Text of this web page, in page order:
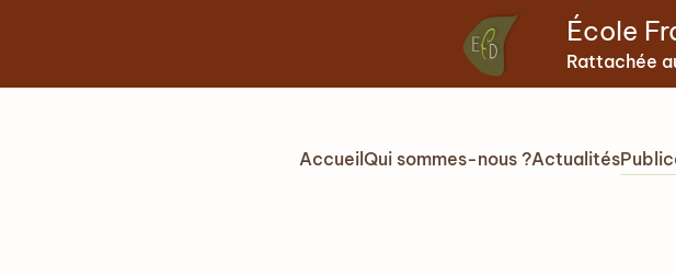
École
Rattachée
AccueilQui sommes-nous ?Actualités